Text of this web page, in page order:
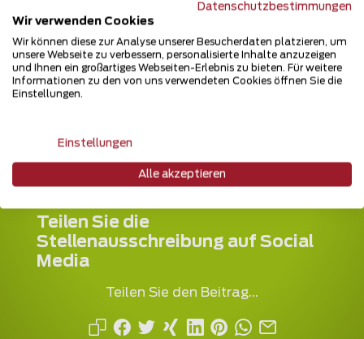
VHD GmbH & Co. KG.
Schwanebecker Chaussee 105
16321 Bernau
Teilen Sie die
Stellenausschreibung auf Social
Media
Teilen Sie den Beitrag...
Datenschutzbestimmungen
Wir verwenden Cookies
Wir können diese zur Analyse unserer Besucherdaten platzieren, um
unsere Webseite zu verbessern, personalisierte Inhalte anzuzeigen
und Ihnen ein großartiges Webseiten-Erlebnis zu bieten. Für weitere
Informationen zu den von uns verwendeten Cookies öffnen Sie die
Einstellungen.
Einstellungen
Alle akzeptieren